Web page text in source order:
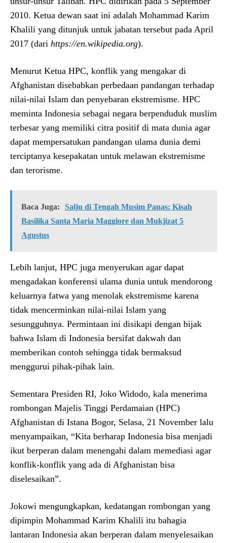
2010. Ketua dewan saat ini adalah Mohammad Karim
Khalili yang ditunjuk untuk jabatan tersebut pada April
2017 (dari https://en.wikipedia.org).
Menurut Ketua HPC, konflik yang mengakar di
Afghanistan disebabkan perbedaan pandangan terhadap
nilai-nilai Islam dan penyebaran ekstremisme. HPC
meminta Indonesia sebagai negara berpenduduk muslim
terbesar yang memiliki citra positif di mata dunia agar
dapat mempersatukan pandangan ulama dunia demi
terciptanya kesepakatan untuk melawan ekstremisme
dan terorisme.
Baca Juga:
Salju di Tengah Musim Panas: Kisah
Basilika Santa Maria Maggiore dan Mukjizat 5
Agustus
Lebih lanjut, HPC juga menyerukan agar dapat
mengadakan konferensi ulama dunia untuk mendorong
keluarnya fatwa yang menolak ekstremisme karena
tidak mencerminkan nilai-nilai Islam yang
sesungguhnya. Permintaan ini disikapi dengan bijak
bahwa Islam di Indonesia bersifat dakwah dan
memberikan contoh sehingga tidak bermaksud
menggurui pihak-pihak lain.
Sementara Presiden RI, Joko Widodo, kala menerima
rombongan Majelis Tinggi Perdamaian (HPC)
Afghanistan di Istana Bogor, Selasa, 21 November lalu
menyampaikan, “‎Kita berharap Indonesia bisa menjadi
ikut berperan dalam menengahi dalam memediasi agar
konflik-konflik yang ada di Afghanistan bisa
diselesaikan‎”.
Jokowi mengungkapkan, kedatangan rombongan yang
dipimpin Mohammad Karim Khalili itu bahagia
lantaran Indonesia akan berperan dalam menyelesaikan